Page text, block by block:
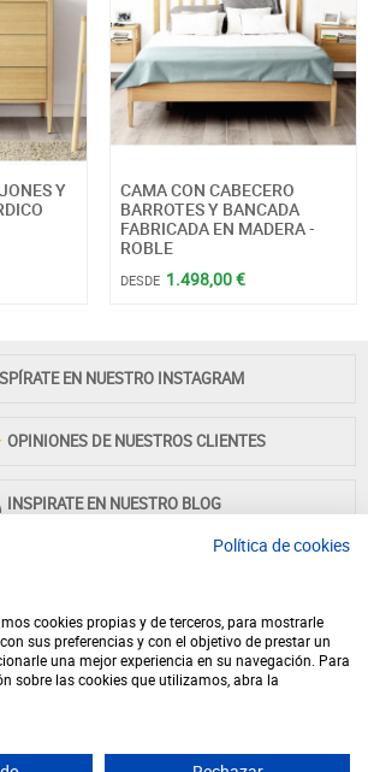
Y
CAMA CON CABECERO
BARROTES Y BANCADA
FABRICADA EN MADERA -
ROBLE
DESDE 1.498,00 €
EN NUESTRO INSTAGRAM
OPINIONES DE NUESTROS CLIENTES
INSPIRATE EN NUESTRO BLOG
Política de cookies
cookies propias y de terceros, para mostrarle
sus preferencias y con el objetivo de prestar un
una mejor experiencia en su navegación. Para
sobre las cookies que utilizamos, abra la